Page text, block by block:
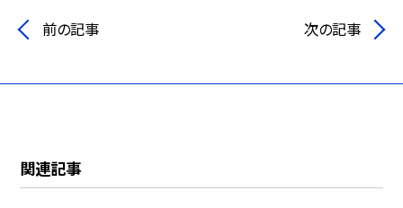
前の記事 次の記事
関連記事